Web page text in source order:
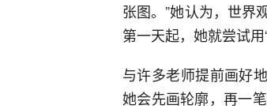
张图。”她认为，世界
第一天起，她就尝试用
与许多老师提前画好
她会先画轮廓，再一